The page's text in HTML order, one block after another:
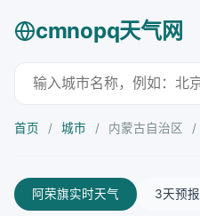
cmnopq天气网
首页 / 城市 / 内蒙古自治区 /
阿荣旗实时天气 3天预报